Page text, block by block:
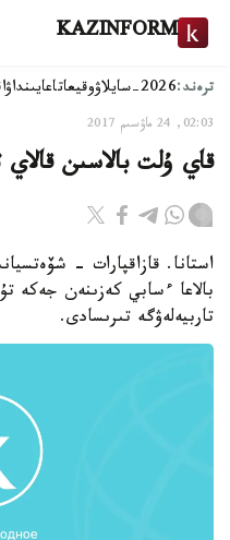
KAZINFORM
ترەند:2026-سايلاۋ وقيعاتاعايىنداۋ
02:03, 24 ماۋسىم 2017
قاي ۇلت بالاسىن قالاي
استانا. قازاقپارات -
بالاعا ءسابي كەزىنەن جەكە
تاربيەلەۋگە تىرىسادى.